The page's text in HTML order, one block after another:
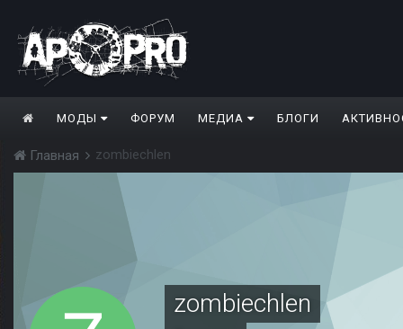
МОДЫ ФОРУМ МЕДИА БЛОГИ
Главная zombiechlen
zombiechlen